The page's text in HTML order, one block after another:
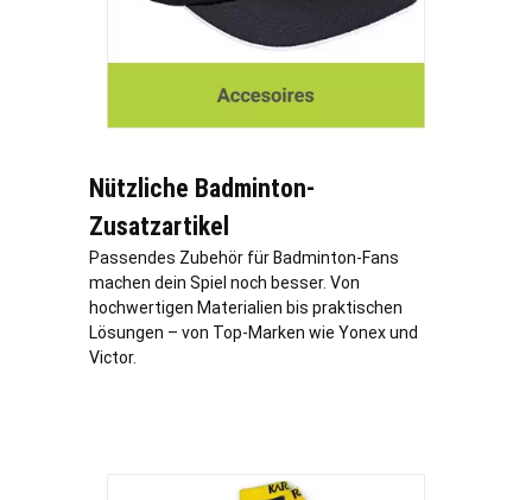
Nützliche Badminton-
Zusatzartikel
Passendes Zubehör für Badminton-Fans
machen dein Spiel noch besser. Von
hochwertigen Materialien bis praktischen
Lösungen – von Top-Marken wie Yonex und
Victor.